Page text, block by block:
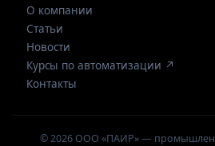
О компании
Статьи
Новости
Курсы по автоматизации ↗
Контакты
© 2026 ООО «ПАИР» —